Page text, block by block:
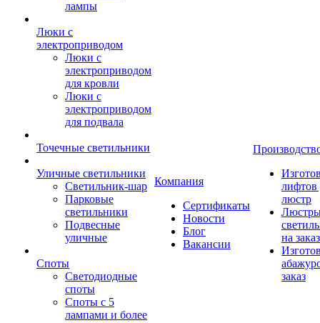
лампы
Люки с
электроприводом
Люки с
электроприводом
для кровли
Люки с
электроприводом
для подвала
Точечные светильники
Уличные светильники
Светильник-шар
Парковые
светильники
Подвесные
уличные
Споты
Светодиодные
споты
Споты с 5
лампами и более
Компания
Сертификаты
Новости
Блог
Вакансии
лифтов
люстр
на заказ
заказ